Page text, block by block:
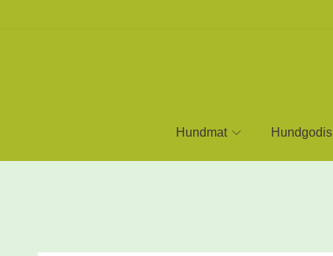
Hundmat Hundgodis